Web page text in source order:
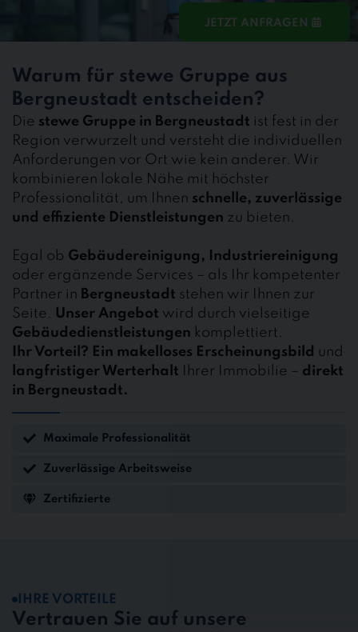
JETZT ANFRAGEN
Warum für stewe Gruppe aus
Bergneustadt entscheiden?
Die stewe Gruppe in Bergneustadt ist fest in der
Region verwurzelt und versteht die individuellen
Anforderungen vor Ort wie kein anderer. Wir
kombinieren lokale Nähe mit höchster
Professionalität, um Ihnen schnelle, zuverlässige
und effiziente Dienstleistungen zu bieten.
Egal ob Gebäudereinigung, Industriereinigung
oder ergänzende Services – als Ihr kompetenter
Partner in Bergneustadt stehen wir Ihnen zur
Seite. Unser Angebot wird durch vielseitige
Gebäudedienstleistungen komplettiert.
Ihr Vorteil? Ein makelloses Erscheinungsbild und
langfristiger Werterhalt Ihrer Immobilie – direkt
in Bergneustadt.
Maximale Professionalität
Zuverlässige Arbeitsweise
Zertifizierte
IHRE VORTEILE
Vertrauen Sie auf unsere